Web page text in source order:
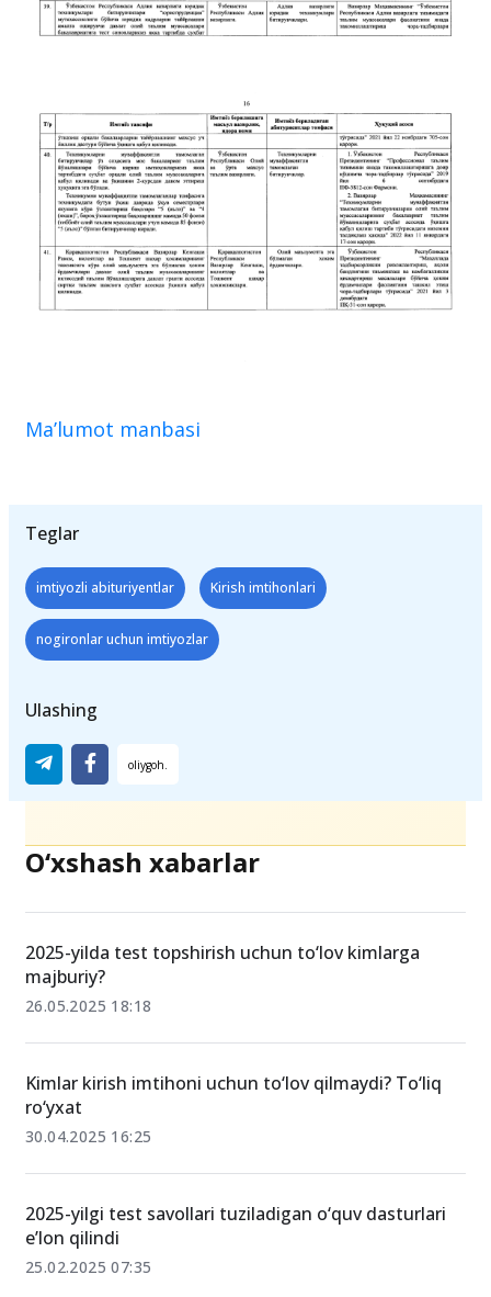
Ma’lumot manbasi
Teglar
imtiyozli abituriyentlar Kirish imtihonlari
nogironlar uchun imtiyozlar
Ulashing
O‘xshash xabarlar
2025-yilda test topshirish uchun to‘lov kimlarga
majburiy?
26.05.2025 18:18
Kimlar kirish imtihoni uchun to‘lov qilmaydi? To‘liq
ro‘yxat
30.04.2025 16:25
2025-yilgi test savollari tuziladigan o‘quv dasturlari
e’lon qilindi
25.02.2025 07:35